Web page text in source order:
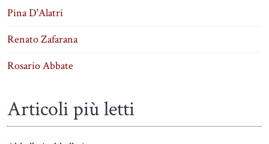
Pina D'Alatri
Renato Zafarana
Rosario Abbate
Articoli più letti